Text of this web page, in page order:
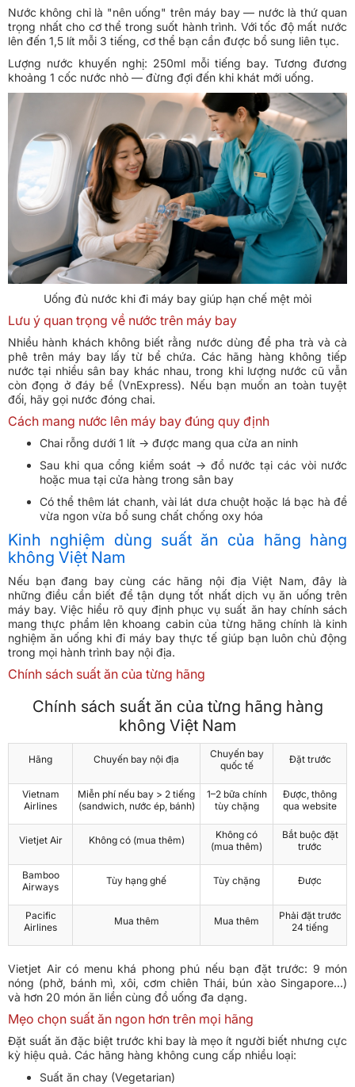
Nước không chỉ là "nên uống" trên máy bay — nước là thứ quan
trọng nhất cho cơ thể trong suốt hành trình. Với tốc độ mất nước
lên đến 1,5 lít mỗi 3 tiếng, cơ thể bạn cần được bổ sung liên tục.
Lượng nước khuyến nghị: 250ml mỗi tiếng bay. Tương đương
khoảng 1 cốc nước nhỏ — đừng đợi đến khi khát mới uống.
Uống đủ nước khi đi máy bay giúp hạn chế mệt mỏi
Lưu ý quan trọng về nước trên máy bay
Nhiều hành khách không biết rằng nước dùng để pha trà và cà
phê trên máy bay lấy từ bể chứa. Các hãng hàng không tiếp
nước tại nhiều sân bay khác nhau, trong khi lượng nước cũ vẫn
còn đọng ở đáy bể (VnExpress). Nếu bạn muốn an toàn tuyệt
đối, hãy gọi nước đóng chai.
Cách mang nước lên máy bay đúng quy định
Chai rỗng dưới 1 lít → được mang qua cửa an ninh
Sau khi qua cổng kiểm soát → đổ nước tại các vòi nước
hoặc mua tại cửa hàng trong sân bay
Có thể thêm lát chanh, vài lát dưa chuột hoặc lá bạc hà để
vừa ngon vừa bổ sung chất chống oxy hóa
Kinh nghiệm dùng suất ăn của hãng hàng
không Việt Nam
Nếu bạn đang bay cùng các hãng nội địa Việt Nam, đây là
những điều cần biết để tận dụng tốt nhất dịch vụ ăn uống trên
máy bay. Việc hiểu rõ quy định phục vụ suất ăn hay chính sách
mang thực phẩm lên khoang cabin của từng hãng chính là kinh
nghiệm ăn uống khi đi máy bay thực tế giúp bạn luôn chủ động
trong mọi hành trình bay nội địa.
Chính sách suất ăn của từng hãng
Chính sách suất ăn của từng hãng hàng
không Việt Nam
Hãng Chuyến bay nội địa
Chuyến bay
quốc tế
Đặt trước
Vietnam
Airlines
Miễn phí nếu bay > 2 tiếng
(sandwich, nước ép, bánh)
1–2 bữa chính
tùy chặng
Được, thông
qua website
Vietjet Air Không có (mua thêm)
Không có
(mua thêm)
Bắt buộc đặt
trước
Bamboo
Airways
Tùy hạng ghế Tùy chặng Được
Pacific
Airlines
Mua thêm Mua thêm
Phải đặt trước
24 tiếng
Vietjet Air có menu khá phong phú nếu bạn đặt trước: 9 món
nóng (phở, bánh mì, xôi, cơm chiên Thái, bún xào Singapore...)
và hơn 20 món ăn liền cùng đồ uống đa dạng.
Mẹo chọn suất ăn ngon hơn trên mọi hãng
Đặt suất ăn đặc biệt trước khi bay là mẹo ít người biết nhưng cực
kỳ hiệu quả. Các hãng hàng không cung cấp nhiều loại:
Suất ăn chay (Vegetarian)